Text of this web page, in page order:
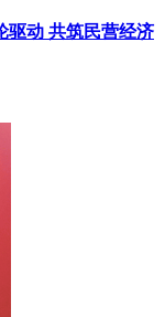
理部署前验证行
人实体，并通过实
雄厚的团队才能涉
“造机器人”的门
、根据物料清单采
装、修改、训练
目标是打造增强人
机器人就以“公开
计和仿真文件，
可以通过公开仓
练策略，预计今年
驱动 共筑民营经济